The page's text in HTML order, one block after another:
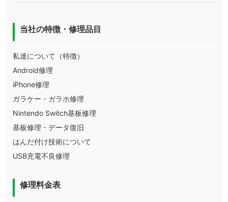
当社の特徴・修理品目
私達について（特徴）
Android修理
iPhone修理
ガラケー・ガラホ修理
Nintendo Switch基板修理
基板修理・データ復旧
はんだ付け技術について
USB充電不良修理
修理料金表